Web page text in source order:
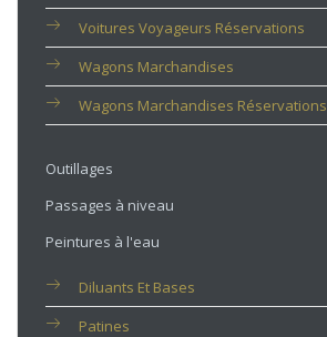
Voitures Voyageurs Réservations
Wagons Marchandises
Wagons Marchandises Réservations
Outillages
Passages à niveau
Peintures à l'eau
Diluants Et Bases
Patines